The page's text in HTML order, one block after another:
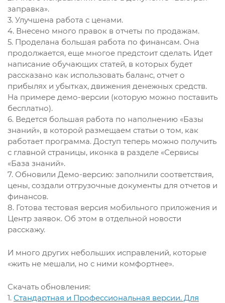
заправка».
3. Улучшена работа с ценами.
4. Внесено много правок в отчеты по продажам.
5. Проделана большая работа по финансам. Она
продолжается, еще многое предстоит сделать. Идет
написание обучающих статей, в которых будет
рассказано как использовать баланс, отчет о
прибылях и убытках, движения денежных средств.
На примере демо-версии (которую можно поставить
бесплатно).
6. Ведется большая работа по наполнению «Базы
знаний», в которой размещаем статьи о том, как
работает программа. Доступ теперь можно получить
с главной страницы, иконка в разделе «Сервисы
«База знаний».
7. Обновили Демо-версию: заполнили соответствия,
цены, создали отгрузочные документы для отчетов и
финансов.
8. Готова тестовая версия мобильного приложения и
Центр заявок. Об этом в отдельной новости
расскажу.
И много других небольших исправлений, которые
«жить не мешали, но с ними комфортнее».
Скачать обновления:
1. Стандартная и Профессиональная версии. Для